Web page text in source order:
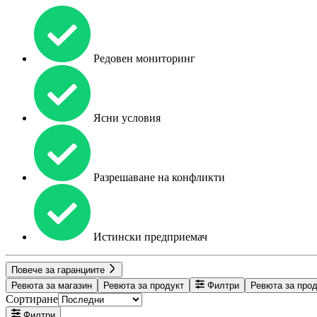
Редовен мониторинг
Ясни условия
Разрешаване на конфликти
Истински предприемач
Повече за гаранциите
Ревюта за магазин
Ревюта за продукт Филтри Ревюта за
Сортиране